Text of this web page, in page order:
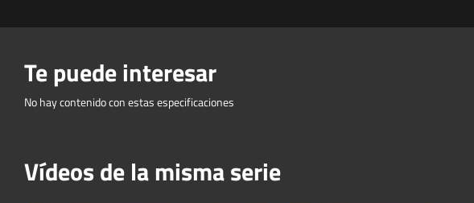
Te puede interesar
No hay contenido con estas especificaciones
Vídeos de la misma serie